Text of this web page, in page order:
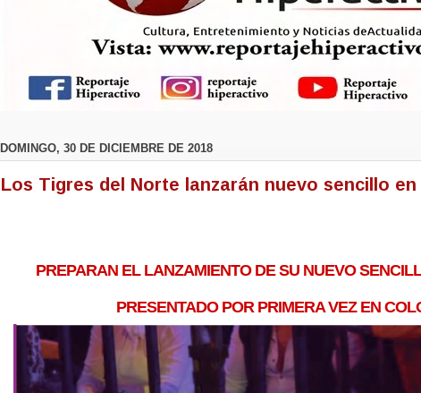
DOMINGO, 30 DE DICIEMBRE DE 2018
Los Tigres del Norte lanzarán nuevo sencillo
PREPARAN EL LANZAMIENTO DE SU NUEVO
PRESENTADO POR PRIMERA VEZ EN